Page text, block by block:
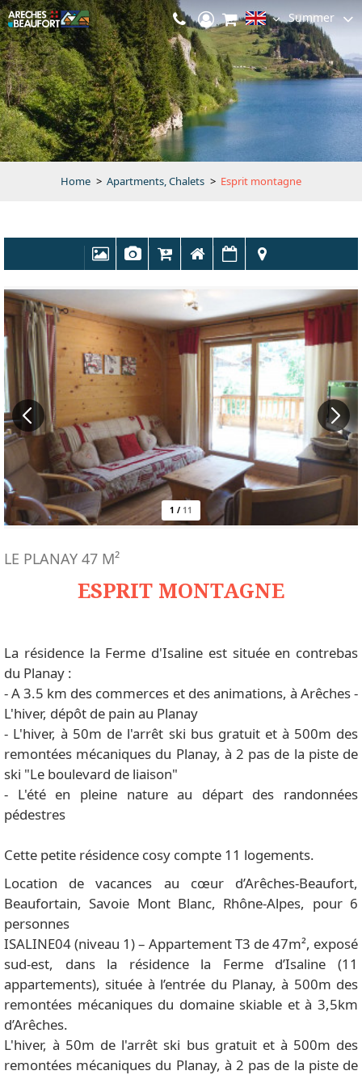
Summer
Home > Apartments, Chalets > Esprit montagne
1 / 11
ESPRIT MONTAGNE
LE PLANAY 47 M²
La résidence la Ferme d'Isaline est située en contrebas
du Planay :
- A 3.5 km des commerces et des animations, à Arêches -
L'hiver, dépôt de pain au Planay
- L'hiver, à 50m de l'arrêt ski bus gratuit et à 500m des
remontées mécaniques du Planay, à 2 pas de la piste de
ski "Le boulevard de liaison"
- L'été en pleine nature au départ des randonnées
pédestres
Cette petite résidence cosy compte 11 logements.
Location de vacances au cœur d’Arêches-Beaufort,
Beaufortain, Savoie Mont Blanc, Rhône-Alpes, pour 6
personnes
ISALINE04 (niveau 1) – Appartement T3 de 47m², exposé
sud-est, dans la résidence la Ferme d’Isaline (11
appartements), située à l’entrée du Planay, à 500m des
remontées mécaniques du domaine skiable et à 3,5km
d’Arêches.
L'hiver, à 50m de l'arrêt ski bus gratuit et à 500m des
remontées mécaniques du Planay, à 2 pas de la piste de